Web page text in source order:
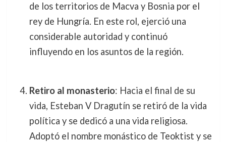
de los territorios de Macva y Bosnia por el
rey de Hungría. En este rol, ejerció una
considerable autoridad y continuó
influyendo en los asuntos de la región.
Retiro al monasterio: Hacia el final de su
vida, Esteban V Dragutín se retiró de la vida
política y se dedicó a una vida religiosa.
Adoptó el nombre monástico de Teoktist y se